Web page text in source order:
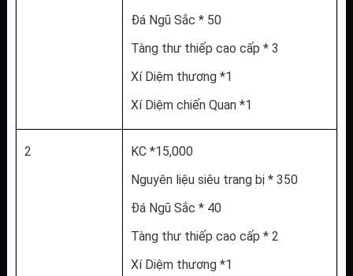
Đá Ngũ Sắc * 50
Tàng thư thiếp cao cấp * 3
Xí Diệm thương *1
Xí Diệm chiến Quan *1
2
KC *15,000
Nguyên liệu siêu trang bị * 350
Đá Ngũ Sắc * 40
Tàng thư thiếp cao cấp * 2
Xí Diệm thương *1